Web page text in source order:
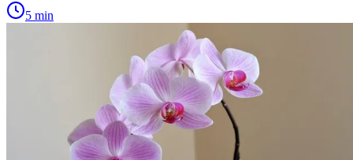
5 min